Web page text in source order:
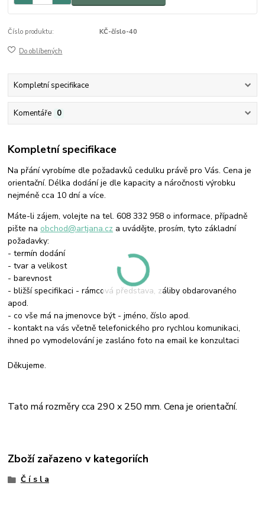
Číslo produktu: KČ-číslo-40
Do oblíbených
Kompletní specifikace
Komentáře 0
Kompletní specifikace
Na přání vyrobíme dle požadavků cedulku právě pro Vás. Cena je
orientační. Délka dodání je dle kapacity a náročnosti výrobku
nejméně cca 10 dní a více.
Máte-li zájem, volejte na tel. 608 332 958 o informace, případně
pište na obchod@artjana.cz a uvádějte, prosím, tyto základní
požadavky:
- termín dodání
- tvar a velikost
- barevnost
- bližší specifikaci - rámcová představa, záliby obdarovaného
apod.
- co vše má na jmenovce být - jméno, číslo apod.
- kontakt na vás včetně telefonického pro rychlou komunikaci,
ihned po vymodelování je zasláno foto na email ke konzultaci
Děkujeme.
Tato má rozměry cca 290 x 250 mm.Cena je orientační.
Zboží zařazeno v kategoriích
Č í s l a